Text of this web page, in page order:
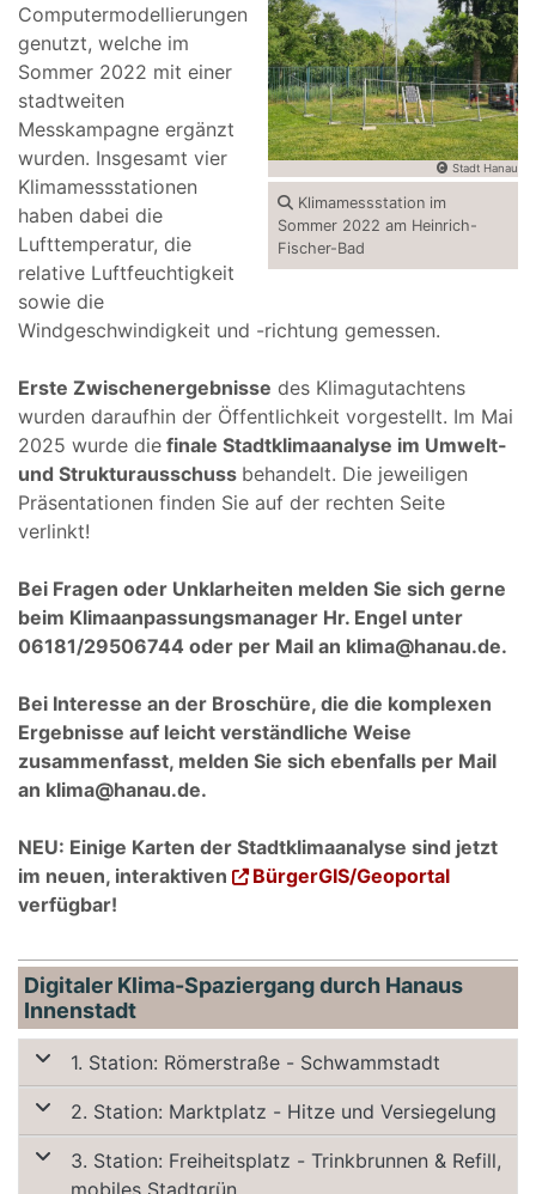
Stadt Hanau
Klimamessstation im
Sommer 2022 am Heinrich-
Fischer-Bad
Computermodellierungen
genutzt, welche im
Sommer 2022 mit einer
stadtweiten
Messkampagne ergänzt
wurden. Insgesamt vier
Klimamessstationen
haben dabei die
Lufttemperatur, die
relative Luftfeuchtigkeit
sowie die
Windgeschwindigkeit und -richtung gemessen.
Erste Zwischenergebnisse des Klimagutachtens
wurden daraufhin der Öffentlichkeit vorgestellt. Im Mai
2025 wurde die finale Stadtklimaanalyse im Umwelt-
und Strukturausschuss behandelt. Die jeweiligen
Präsentationen finden Sie auf der rechten Seite
verlinkt!
Bei Fragen oder Unklarheiten melden Sie sich gerne
beim Klimaanpassungsmanager Hr. Engel unter
06181/29506744 oder per Mail an klima@hanau.de.
Bei Interesse an der Broschüre, die die komplexen
Ergebnisse auf leicht verständliche Weise
zusammenfasst, melden Sie sich ebenfalls per Mail
an klima@hanau.de.
NEU: Einige Karten der Stadtklimaanalyse sind jetzt
im neuen, interaktiven
BürgerGIS/Geoportal
verfügbar!
Digitaler Klima-Spaziergang durch Hanaus
Innenstadt
1. Station: Römerstraße - Schwammstadt
2. Station: Marktplatz - Hitze und Versiegelung
3. Station: Freiheitsplatz - Trinkbrunnen & Refill,